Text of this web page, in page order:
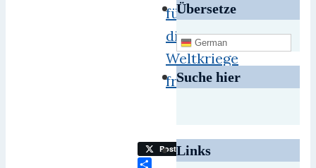
für
die
Weltkriege
freizusprechen.“
Post
Übersetze
German
Suche hier
Links